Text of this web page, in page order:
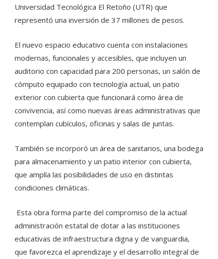
Universidad Tecnológica El Retoño (UTR) que
representó una inversión de 37 millones de pesos.
El nuevo espacio educativo cuenta con instalaciones
modernas, funcionales y accesibles, que incluyen un
auditorio con capacidad para 200 personas, un salón de
cómputo equipado con tecnología actual, un patio
exterior con cubierta que funcionará como área de
convivencia, así como nuevas áreas administrativas que
contemplan cubículos, oficinas y salas de juntas.
También se incorporó un área de sanitarios, una bodega
para almacenamiento y un patio interior con cubierta,
que amplía las posibilidades de uso en distintas
condiciones climáticas.
Esta obra forma parte del compromiso de la actual
administración estatal de dotar a las instituciones
educativas de infraestructura digna y de vanguardia,
que favorezca el aprendizaje y el desarrollo integral de